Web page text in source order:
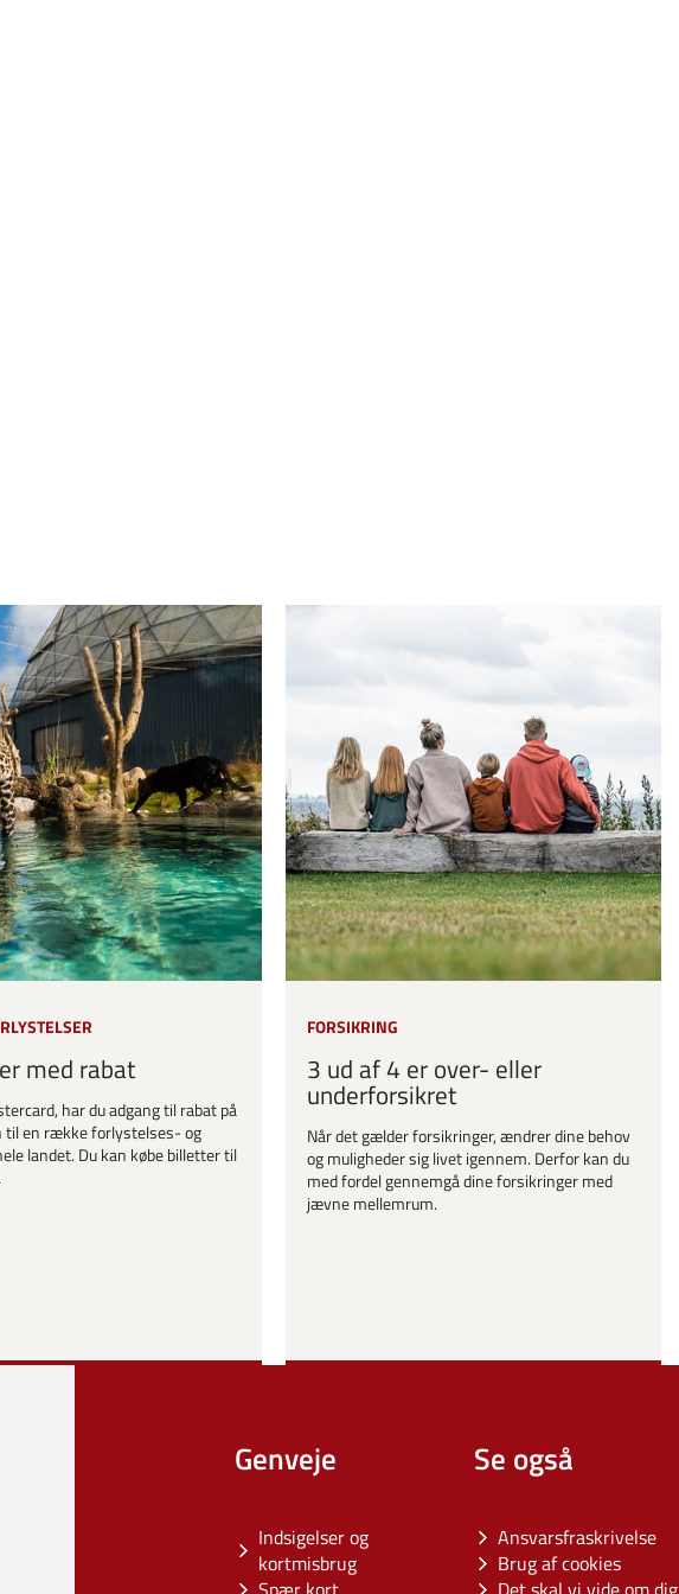
med rabat
har du adgang til rabat på
en række forlystelses- og
landet. Du kan købe billetter til
FORSIKRING
3 ud af 4 er over- eller
underforsikret
Når det gælder forsikringer, ændrer dine behov
og muligheder sig livet igennem. Derfor kan du
med fordel gennemgå dine forsikringer med
jævne mellemrum.
Genveje
Indsigelser og
kortmisbrug
Se også
Ansvarsfraskrivelse
Brug af cookies